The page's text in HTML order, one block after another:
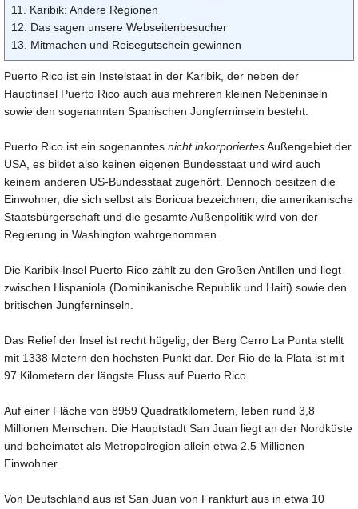
11. Karibik: Andere Regionen
12. Das sagen unsere Webseitenbesucher
13. Mitmachen und Reisegutschein gewinnen
Puerto Rico ist ein Instelstaat in der Karibik, der neben der
Hauptinsel Puerto Rico auch aus mehreren kleinen Nebeninseln
sowie den sogenannten Spanischen Jungferninseln besteht.
Puerto Rico ist ein sogenanntes nicht inkorporiertesAußengebiet der
USA, es bildet also keinen eigenen Bundesstaat und wird auch
keinem anderen US-Bundesstaat zugehört. Dennoch besitzen die
Einwohner, die sich selbst als Boricua bezeichnen, die amerikanische
Staatsbürgerschaft und die gesamte Außenpolitik wird von der
Regierung in Washington wahrgenommen.
Die Karibik-Insel Puerto Rico zählt zu den Großen Antillen und liegt
zwischen Hispaniola (Dominikanische Republik und Haiti) sowie den
britischen Jungferninseln.
Das Relief der Insel ist recht hügelig, der Berg Cerro La Punta stellt
mit 1338 Metern den höchsten Punkt dar. Der Rio de la Plata ist mit
97 Kilometern der längste Fluss auf Puerto Rico.
Auf einer Fläche von 8959 Quadratkilometern, leben rund 3,8
Millionen Menschen. Die Hauptstadt San Juan liegt an der Nordküste
und beheimatet als Metropolregion allein etwa 2,5 Millionen
Einwohner.
Von Deutschland aus ist San Juan von Frankfurt aus in etwa 10